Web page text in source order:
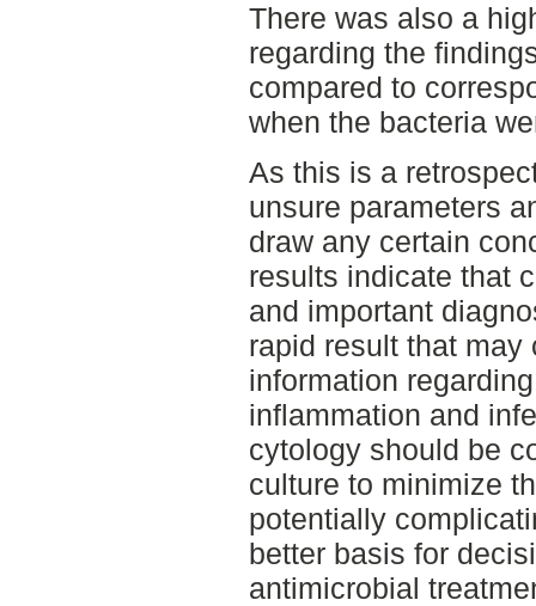
There was also a
regarding the
compared to
when the bacteria
As this is a
unsure parameters
draw any certain
results indicate that
and important
rapid result that may
information
inflammation and
cytology should be
culture to minimize
potentially
better basis for
antimicrobial